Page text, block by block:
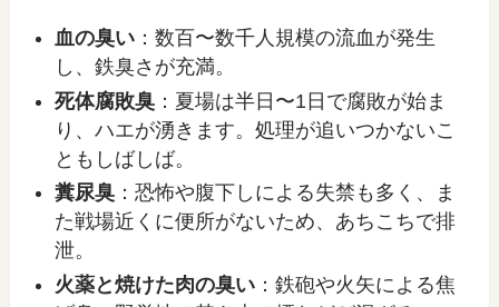
血の臭い ：数百〜数千人規模の流血が発生
し、鉄臭さが充満。
死体腐敗臭 ：夏場は半日〜1日で腐敗が始ま
り、ハエが湧きます。処理が追いつかないこ
ともしばしば。
糞尿臭 ：恐怖や腹下しによる失禁も多く、ま
た戦場近くに便所がないため、あちこちで排
泄。
火薬と焼けた肉の臭い ：鉄砲や火矢による焦